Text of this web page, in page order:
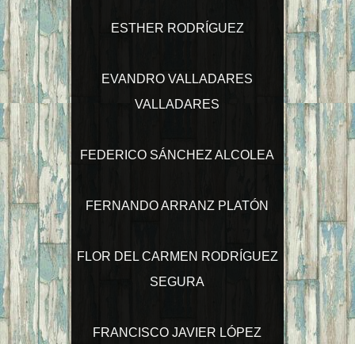
ESTHER RODRÍGUEZ
EVANDRO VALLADARES
VALLADARES
FEDERICO SÁNCHEZ ALCOLEA
FERNANDO ARRANZ PLATÓN
FLOR DEL CARMEN RODRÍGUEZ
SEGURA
FRANCISCO JAVIER LÓPEZ